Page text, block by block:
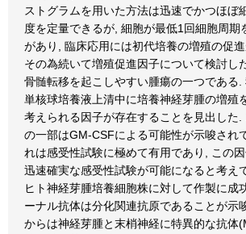
ストグラムを用いた方法は迅速でかつほぼ
度を定量できるが, 細胞が最低1回細胞周期
があり, 臨床応用には初代培養の増殖の促
その為続いて増殖促進因子について検討し
骨髄転移を起こしやすい腫瘍の一つである.
単核球培養液上清中に培養神経芽腫の増殖
考えられる因子が存在することを見出した.
の一部はGM-CSFによる可能性が示唆され
れは感受性試験に極めて有用であり, この
迅速確実な感受性試験が可能になると考え
ヒト神経芽腫培養細胞株に対して作製に成
ーナル抗体は分化関連抗原であることが示
からは神経芽腫と末梢神経に特異的な抗体